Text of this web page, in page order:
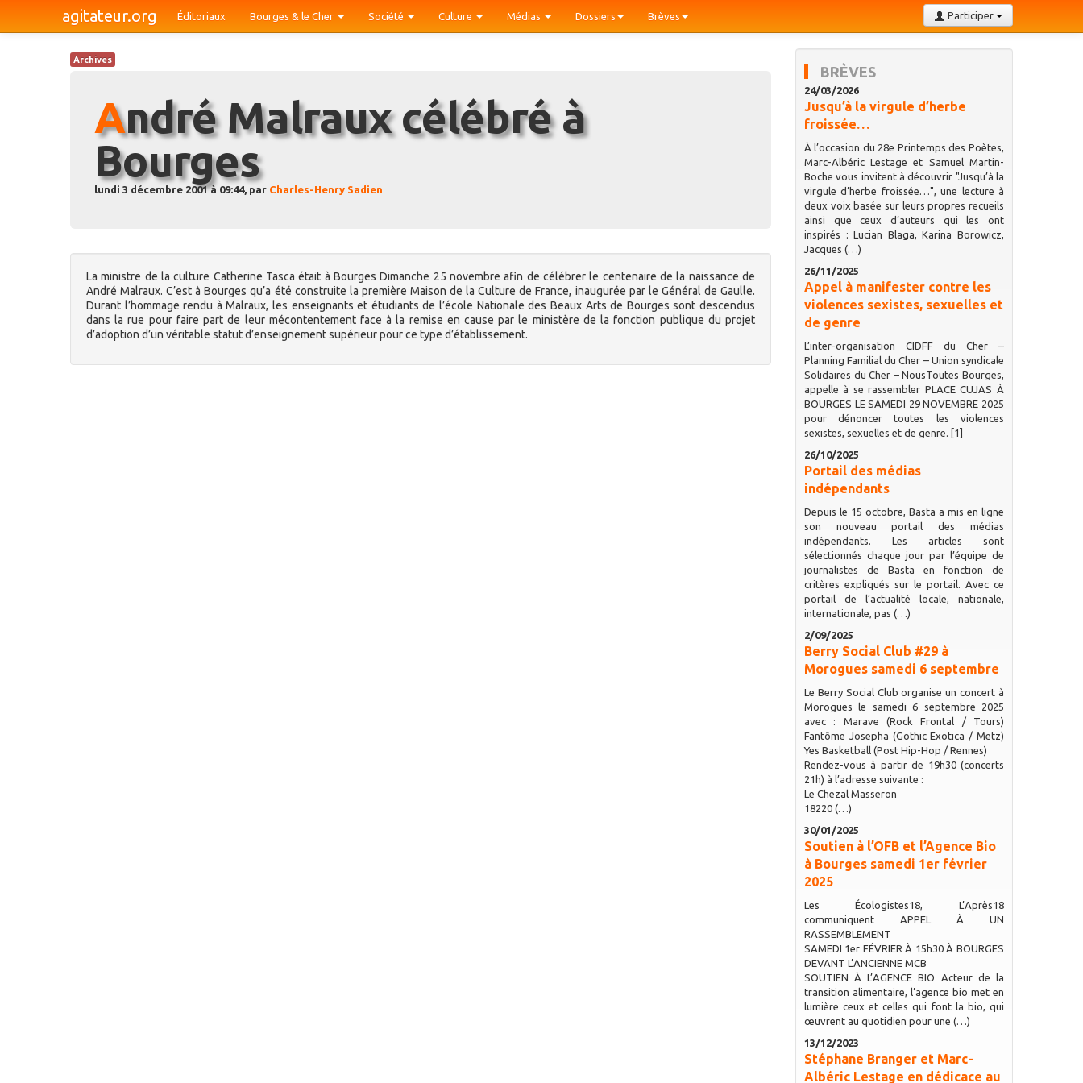
agitateur.org Participer
Éditoriaux Bourges & le Cher Société Culture Médias Dossiers Brèves
Archives
André Malraux célébré à
Bourges
lundi 3 décembre 2001 à 09:44, par Charles-Henry Sadien
La ministre de la culture Catherine Tasca était à Bourges Dimanche 25 novembre afin de célébrer le centenaire de la naissance de
André Malraux. C’est à Bourges qu’a été construite la première Maison de la Culture de France, inaugurée par le Général de Gaulle.
Durant l’hommage rendu à Malraux, les enseignants et étudiants de l’école Nationale des Beaux Arts de Bourges sont descendus
dans la rue pour faire part de leur mécontentement face à la remise en cause par le ministère de la fonction publique du projet
d’adoption d’un véritable statut d’enseignement supérieur pour ce type d’établissement.
BRÈVES
24/03/2026
Jusqu’à la virgule d’herbe
froissée…
À l’occasion du 28e Printemps des Poètes,
Marc-Albéric Lestage et Samuel Martin-
Boche vous invitent à découvrir "Jusqu’à la
virgule d’herbe froissée…", une lecture à
deux voix basée sur leurs propres recueils
ainsi que ceux d’auteurs qui les ont
inspirés : Lucian Blaga, Karina Borowicz,
Jacques (…)
26/11/2025
Appel à manifester contre les
violences sexistes, sexuelles et
de genre
L’inter-organisation CIDFF du Cher –
Planning Familial du Cher – Union syndicale
Solidaires du Cher – NousToutes Bourges,
appelle à se rassembler PLACE CUJAS À
BOURGES LE SAMEDI 29 NOVEMBRE 2025
pour dénoncer toutes les violences
sexistes, sexuelles et de genre. [1]
26/10/2025
Portail des médias
indépendants
Depuis le 15 octobre, Basta a mis en ligne
son nouveau portail des médias
indépendants. Les articles sont
sélectionnés chaque jour par l’équipe de
journalistes de Basta en fonction de
critères expliqués sur le portail. Avec ce
portail de l’actualité locale, nationale,
internationale, pas (…)
2/09/2025
Berry Social Club #29 à
Morogues samedi 6 septembre
Le Berry Social Club organise un concert à
Morogues le samedi 6 septembre 2025
avec : Marave (Rock Frontal / Tours)
Fantôme Josepha (Gothic Exotica / Metz)
Yes Basketball (Post Hip-Hop / Rennes)
Rendez-vous à partir de 19h30 (concerts
21h) à l’adresse suivante :
Le Chezal Masseron
18220 (…)
30/01/2025
Soutien à l’OFB et l’Agence Bio
à Bourges samedi 1er février
2025
Les Écologistes18, L’Après18
communiquent APPEL À UN
RASSEMBLEMENT
SAMEDI 1er FÉVRIER À 15h30 À BOURGES
DEVANT L’ANCIENNE MCB
SOUTIEN À L’AGENCE BIO Acteur de la
transition alimentaire, l’agence bio met en
lumière ceux et celles qui font la bio, qui
œuvrent au quotidien pour une (…)
13/12/2023
Stéphane Branger et Marc-
Albéric Lestage en dédicace au